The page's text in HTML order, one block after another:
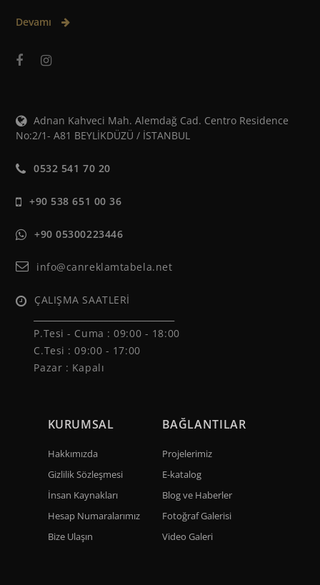
Devamı
Adnan Kahveci Mah. Alemdağ Cad. Centro Residence
No:2/1- A81 BEYLİKDÜZÜ / İSTANBUL
0532 541 70 20
+90 538 651 00 36
+90 05300223446
info@canreklamtabela.net
ÇALIŞMA SAATLERİ
P.Tesi - Cuma : 09:00 - 18:00
C.Tesi : 09:00 - 17:00
Pazar : Kapalı
KURUMSAL
Hakkımızda
Gizlilik Sözleşmesi
İnsan Kaynakları
Hesap Numaralarımız
Bize Ulaşın
BAĞLANTILAR
Projelerimiz
E-katalog
Blog ve Haberler
Fotoğraf Galerisi
Video Galeri